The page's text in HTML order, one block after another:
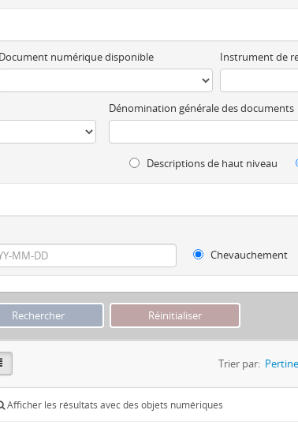
Document numérique disponible Instrument de
Dénomination générale des documents
Descriptions de haut niveau
Chevauchement
Trier par:
Afficher les résultats avec des objets numériques